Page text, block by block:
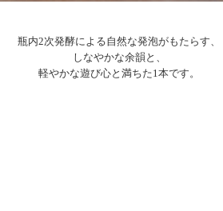
瓶内2次発酵による自然な発泡がもたらす、
しなやかな余韻と、
軽やかな遊び心と満ちた1本です。